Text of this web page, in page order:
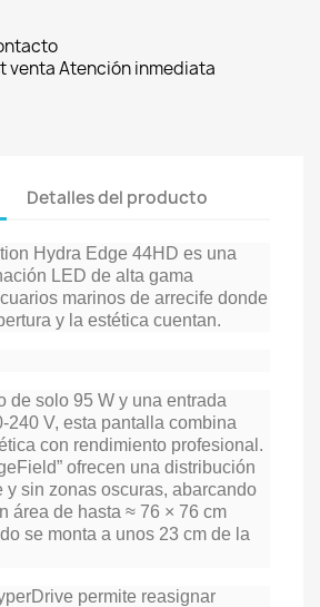
venta Atención inmediata
Detalles del producto
Hydra Edge 44HD es una
LED de alta gama
marinos de arrecife donde
y la estética cuentan.
de solo 95 W y una entrada
240 V, esta pantalla combina
con rendimiento profesional.
ofrecen una distribución
y sin zonas oscuras, abarcando
área de hasta ≈ 76 × 76 cm
se monta a unos 23 cm de la
permite reasignar